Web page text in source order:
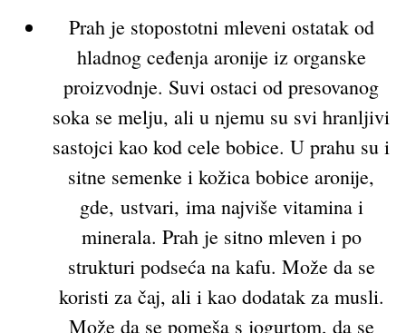
Prah je stopostotni mleveni ostatak od
hladnog ceđenja aronije iz organske
proizvodnje. Suvi ostaci od presovanog
soka se melju, ali u njemu su svi hranljivi
sastojci kao kod cele bobice. U prahu su i
sitne semenke i kožica bobice aronije,
gde, ustvari, ima najviše vitamina i
minerala. Prah je sitno mleven i po
strukturi podseća na kafu. Može da se
koristi za čaj, ali i kao dodatak za musli.
Može da se pomeša s jogurtom, da se